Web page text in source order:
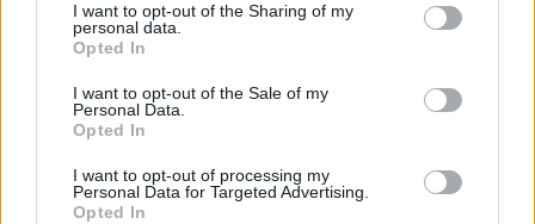
I want to opt-out of the Sharing of my
personal data.
Opted In
I want to opt-out of the Sale of my
Personal Data.
Opted In
I want to opt-out of processing my
Personal Data for Targeted Advertising.
Opted In